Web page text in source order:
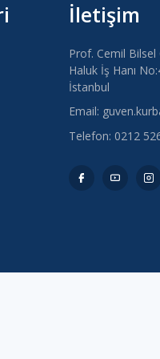
İletişim
Prof. Cemil
Haluk İş Hanı
İstanbul
Email:
Telefon: 0212